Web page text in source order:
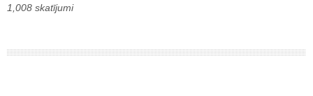
1,008 skatījumi